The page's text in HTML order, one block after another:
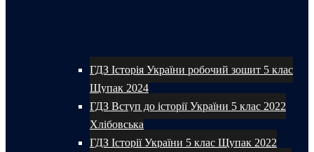
ГДЗ Історія України робочий зошит 5 клас
Щупак 2024
ГДЗ Вступ до історії України 5 клас 2022
Хлібовська
ГДЗ Історії України 5 клас Щупак 2022